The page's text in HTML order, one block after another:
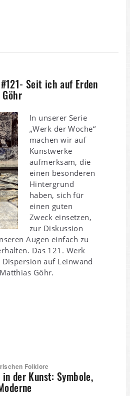
Seit ich auf Erden
In unserer Serie
„Werk der Woche“
machen wir auf
Kunstwerke
aufmerksam, die
einen besonderen
Hintergrund
haben, sich für
einen guten
Zweck einsetzen,
zur Diskussion
Augen einfach zu
Das 121. Werk
auf Leinwand
Göhr.
Folklore
der Kunst: Symbole,